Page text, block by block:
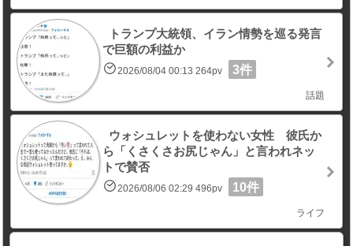
トランプ大統領、イラン情勢を巡る発言
で巨額の利益か
2026/08/04 00:13 264pv 3件
話題
ウォシュレットを使わない女性 彼氏か
ら「くさくさお尻じゃん」と言われネッ
トで賛否
2026/08/06 02:29 496pv 10件
ライフ